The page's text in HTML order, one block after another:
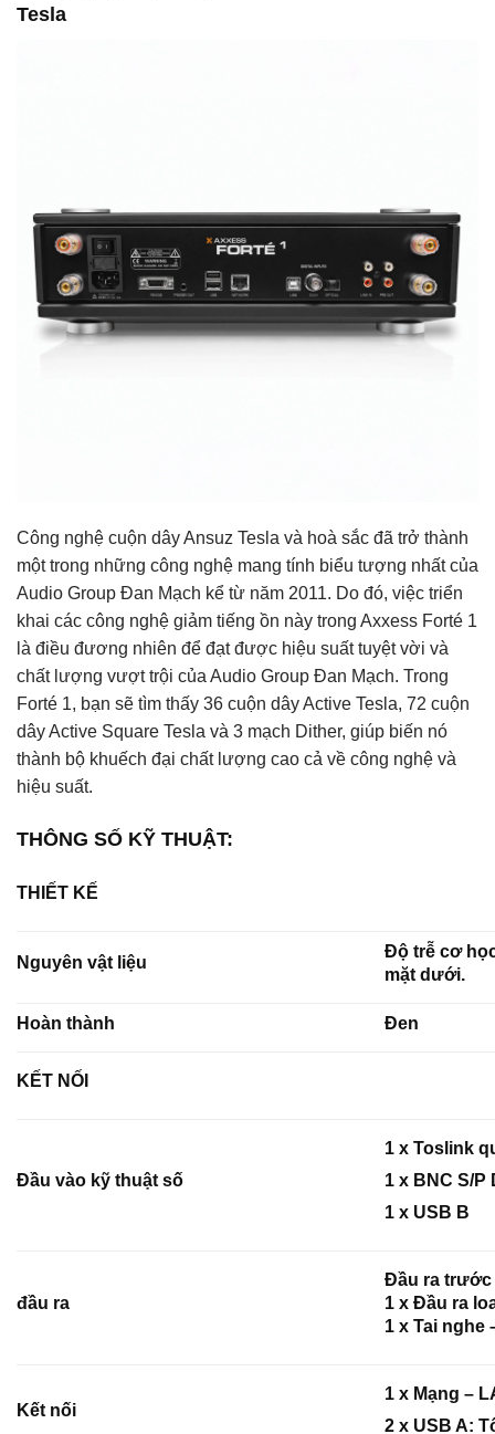
Tesla
Công nghệ cuộn dây Ansuz Tesla và hoà sắc đã trở thành
một trong những công nghệ mang tính biểu tượng nhất của
Audio Group Đan Mạch kể từ năm 2011. Do đó, việc triển
khai các công nghệ giảm tiếng ồn này trong Axxess Forté 1
là điều đương nhiên để đạt được hiệu suất tuyệt vời và
chất lượng vượt trội của Audio Group Đan Mạch. Trong
Forté 1, bạn sẽ tìm thấy 36 cuộn dây Active Tesla, 72 cuộn
dây Active Square Tesla và 3 mạch Dither, giúp biến nó
thành bộ khuếch đại chất lượng cao cả về công nghệ và
hiệu suất.
THÔNG SỐ KỸ THUẬT:
THIẾT KẾ
Nguyên vật liệu
Độ trễ cơ
mặt dưới.
Hoàn thành Đen
KẾT NỐI
Đầu vào kỹ thuật số
1 x Toslink
1 x BNC S/P
1 x USB B
đầu ra
Đầu ra trước
1 x Đầu ra
1 x Tai nghe
Kết nối
1 x Mạng –
2 x USB A: